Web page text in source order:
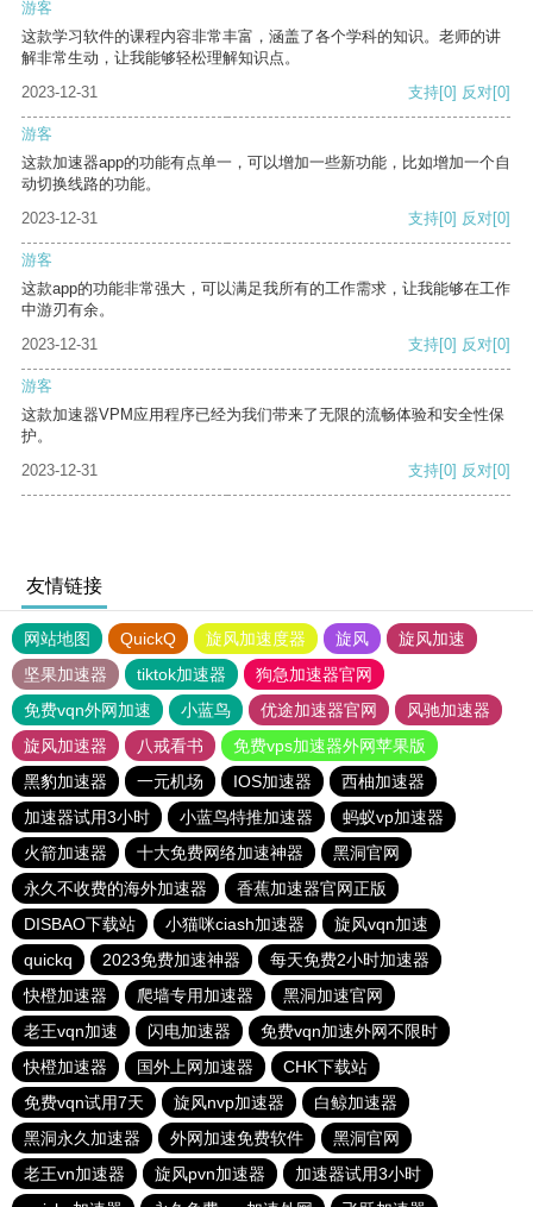
游客
这款学习软件的课程内容非常丰富，涵盖了各个学科的知识。老师的讲
解非常生动，让我能够轻松理解知识点。
2023-12-31
支持[0] 反对[0]
游客
这款加速器app的功能有点单一，可以增加一些新功能，比如增加一个自
动切换线路的功能。
2023-12-31
支持[0] 反对[0]
游客
这款app的功能非常强大，可以满足我所有的工作需求，让我能够在工作
中游刃有余。
2023-12-31
支持[0] 反对[0]
游客
这款加速器VPM应用程序已经为我们带来了无限的流畅体验和安全性保
护。
2023-12-31
支持[0] 反对[0]
友情链接
网站地图 QuickQ 旋风加速度器 旋风
旋风加速
坚果加速器
tiktok加速器
狗急加速器官网
免费vqn外网加速
小蓝鸟 优途加速器官网
风驰加速器
旋风加速器
八戒看书
免费vps加速器外网苹果版
黑豹加速器
一元机场 IOS加速器
西柚加速器
加速器试用3小时
小蓝鸟特推加速器
蚂蚁vp加速器
火箭加速器
十大免费网络加速神器
黑洞官网
永久不收费的海外加速器
香蕉加速器官网正版
DISBAO下载站
小猫咪ciash加速器
旋风vqn加速
quickq
2023免费加速神器
每天免费2小时加速器
快橙加速器
爬墙专用加速器
黑洞加速官网
老王vqn加速
闪电加速器
免费vqn加速外网不限时
快橙加速器
国外上网加速器
CHK下载站
免费vqn试用7天
旋风nvp加速器
白鲸加速器
黑洞永久加速器
外网加速免费软件
黑洞官网
老王vn加速器
旋风pvn加速器
加速器试用3小时